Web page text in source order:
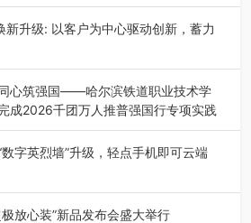
年“贵州很值得”暨抖音“心动目的
新升级: 以客户为中心驱动创新，蓄力
土洞察，深化客户共创，赋能西南市
，成…
心筑强国——哈尔滨铁道职业技术学
成2026千团万人推普强国行专项实践
人推普强国行”大学生暑期社会实
普…字英烈墙”升级，轻点手机即可云端
由贵州省退役军人事务厅指导，贵阳
贵州广电…
放心装”新品发布会盛大举行